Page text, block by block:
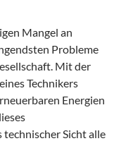
Mangel an
Probleme
Mit der
Technikers
Energien
technischer Sicht alle